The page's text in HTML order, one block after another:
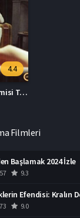
4.4
Cehennemin Anatomisi Türkçe Dublaj İzle
Filmleri
Başlamak 2024 İzle
9.3
Efendisi: Kralın
9.0